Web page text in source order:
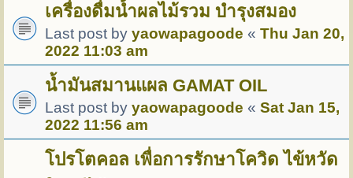
เครื่องดื่มน้ำผลไม้รวม บำรุงสมอง
Last post by yaowapagoode « Thu Jan 20,
2022 11:03 am
น้ำมันสมานแผล GAMAT OIL
Last post by yaowapagoode « Sat Jan 15,
2022 11:56 am
โปรโตคอล เพื่อการรักษาโควิด ไข้หวัด